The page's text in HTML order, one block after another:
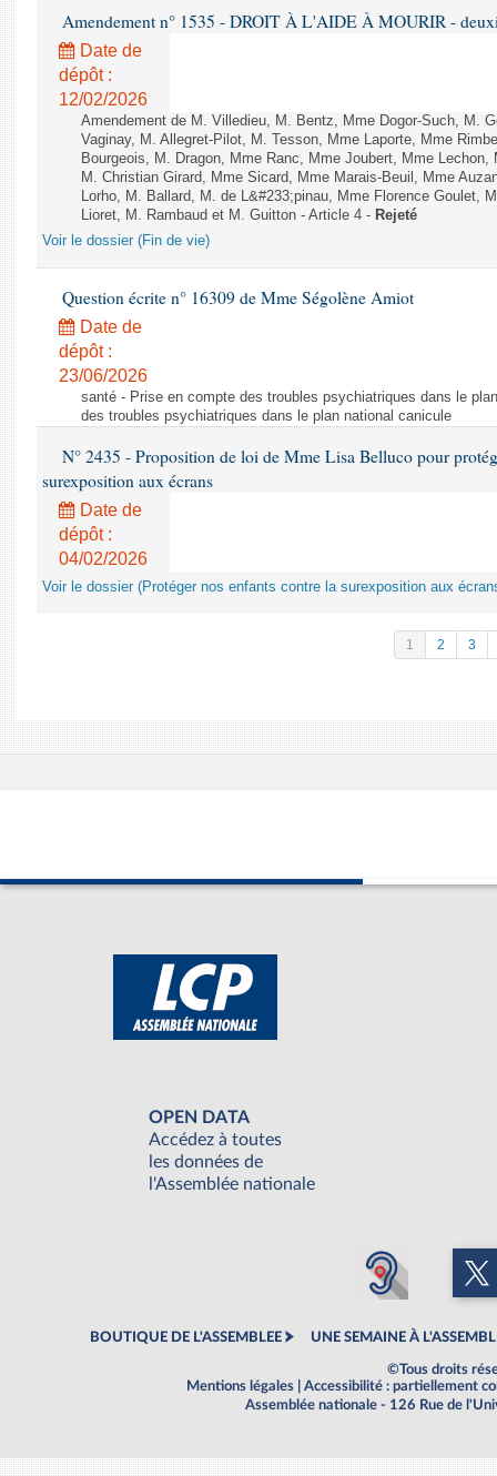
Amendement n° 1535 - DROIT À L'AIDE À MOURIR -
Date de
dépôt :
12/02/2026
Amendement de M. Villedieu, M. Bentz, Mme Dogor-Such, M.
Vaginay, M. Allegret-Pilot, M. Tesson, Mme Laporte, Mme
Bourgeois, M. Dragon, Mme Ranc, Mme Joubert, Mme
M. Christian Girard, Mme Sicard, Mme Marais-Beuil, Mme
Lorho, M. Ballard, M. de L&#233;pinau, Mme Florence Goulet,
Lioret, M. Rambaud et M. Guitton - Article 4 - Rejeté
Voir le dossier (Fin de vie)
Question écrite n° 16309 de Mme Ségolène Amiot
Date de
dépôt :
23/06/2026
santé - Prise en compte des troubles psychiatriques dans le
des troubles psychiatriques dans le plan national canicule
N° 2435 - Proposition de loi de Mme Lisa Belluco pour
surexposition aux écrans
Date de
dépôt :
04/02/2026
Voir le dossier (Protéger nos enfants contre la surexposition aux
1 2 3
OPEN DATA
Accédez à toutes
les données de
l'Assemblée nationale
BOUTIQUE DE L'ASSEMBLEE UNE SEMAINE À
©Tous droits
Mentions légales
Accessibilité : partiellement
Assemblée nationale - 126 Rue de